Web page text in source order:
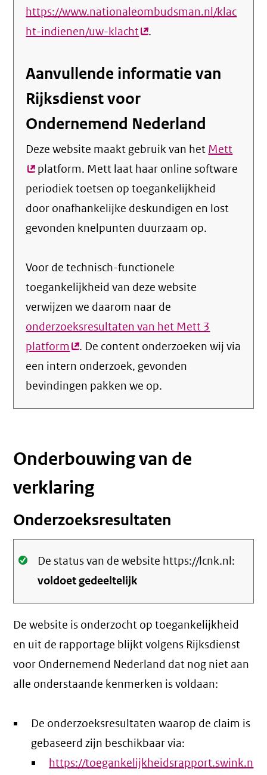
https://www.nationaleombudsman.nl/klac
ht-indienen/uw-klacht(externe
.
Aanvullende informatie van
Rijksdienst voor
Ondernemend Nederland
Deze website maakt gebruik van het Mett
link)
platform. Mett laat haar online software
periodiek toetsen op toegankelijkheid
door onafhankelijke deskundigen en lost
gevonden knelpunten duurzaam op.
Voor de technisch-functionele
toegankelijkheid van deze website
verwijzen we daarom naar de
onderzoeksresultaten van het Mett 3
platform (externe
link)
. De content onderzoeken wij via
een intern onderzoek, gevonden
bevindingen pakken we op.
Onderbouwing van de
verklaring
Onderzoeksresultaten
Oké.
De status van de website https://lcnk.nl:
voldoet gedeeltelijk
De website is onderzocht op toegankelijkheid
en uit de rapportage blijkt volgens Rijksdienst
voor Ondernemend Nederland dat nog niet aan
alle onderstaande kenmerken is voldaan:
De onderzoeksresultaten waarop de claim is
gebaseerd zijn beschikbaar via:
https://toegankelijkheidsrapport.swink.n